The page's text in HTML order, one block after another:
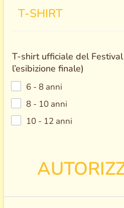
T-SHIRT
T-shirt ufficiale del
l’esibizione finale)
6 - 8 anni
8 - 10 anni
10 - 12 anni